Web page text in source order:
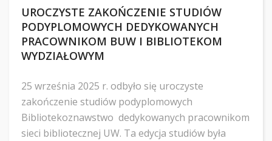
UROCZYSTE ZAKOŃCZENIE STUDIÓW
PODYPLOMOWYCH DEDYKOWANYCH
PRACOWNIKOM BUW I BIBLIOTEKOM
WYDZIAŁOWYM
25 września 2025 r. odbyło się uroczyste
zakończenie studiów podyplomowych
Bibliotekoznawstwo dedykowanych pracownikom
sieci bibliotecznej UW. Ta edycja studiów była